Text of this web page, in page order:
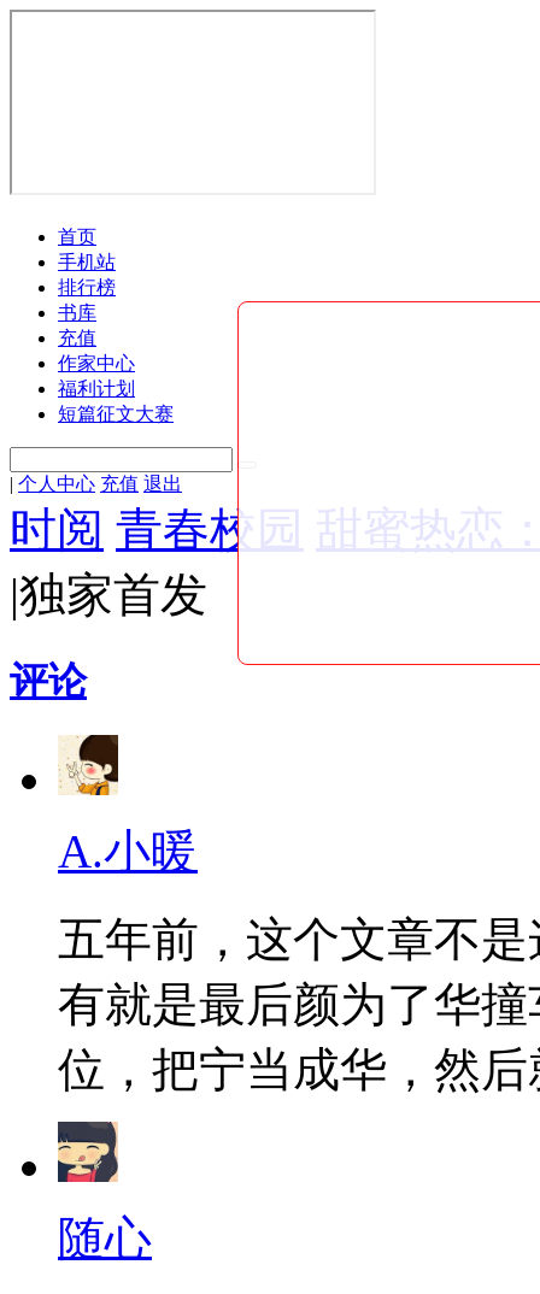
首页
手机站
排行榜
书库
充值
作家中心
福利计划
短篇征文大赛
| 个人中心 充值 退出
时阅 青春校园 甜蜜热恋
|独家首发
评论
A.小暖
五年前，这个文章不
有就是最后颜为了华
位，把宁当成华，然
随心